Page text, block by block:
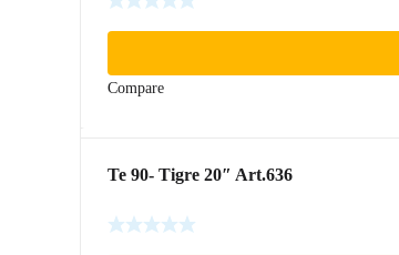
Compare
Te 90- Tigre 20″ Art.636